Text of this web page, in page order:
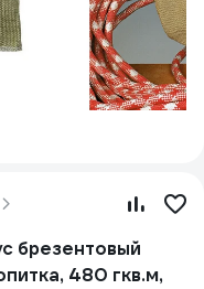
брезентовый
480 гкв.м,